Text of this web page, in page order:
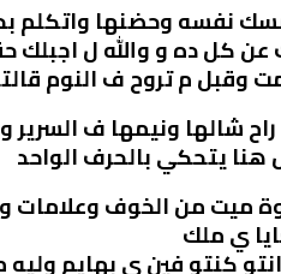
نفسه وحضنها
كل ده و والله ل اجبلك
وقبل م تروح ف النوم
شالها ونيمها ف
يتحكي بالحرف الواحد
ميت من الخوف وعلامات
ي ملك
كنتو فين ي بهايم